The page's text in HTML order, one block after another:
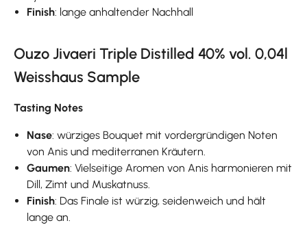
Finish: lange anhaltender Nachhall
Ouzo Jivaeri Triple Distilled 40% vol. 0,04l
Weisshaus Sample
Tasting Notes
Nase: würziges Bouquet mit vordergründigen Noten
von Anis und mediterranen Kräutern.
Gaumen: Vielseitige Aromen von Anis harmonieren mit
Dill, Zimt und Muskatnuss.
Finish: Das Finale ist würzig, seidenweich und hält
lange an.